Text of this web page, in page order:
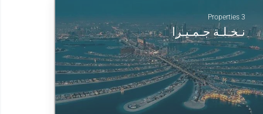
3 Properties
نـخـلـة جـمـيـرا